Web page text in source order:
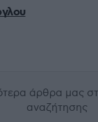
άρθρα μας
αναζήτησης